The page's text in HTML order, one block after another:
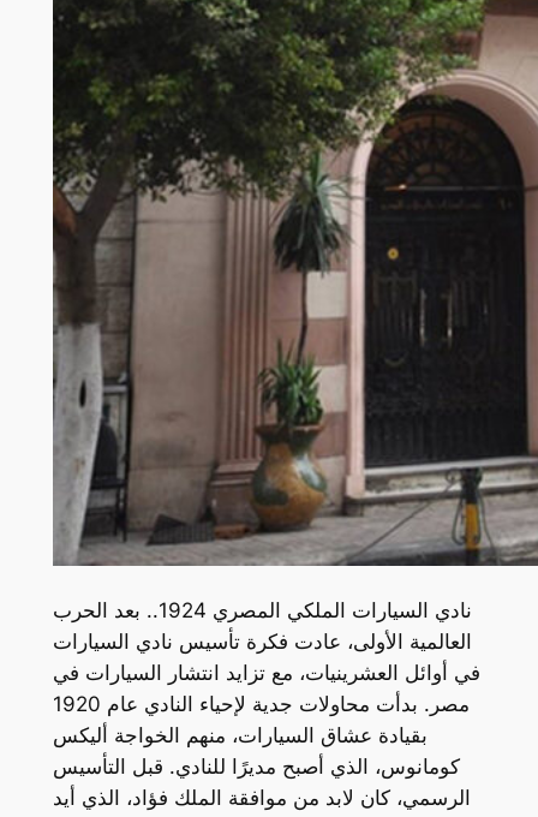
نادي السيارات الملكي المصري 1924.. بعد الحرب
العالمية الأولى، عادت فكرة تأسيس نادي السيارات
في أوائل العشرينيات، مع تزايد انتشار السيارات في
مصر. بدأت محاولات جدية لإحياء النادي عام 1920
بقيادة عشاق السيارات، منهم الخواجة أليكس
كومانوس، الذي أصبح مديرًا للنادي. قبل التأسيس
الرسمي، كان لابد من موافقة الملك فؤاد، الذي أيد